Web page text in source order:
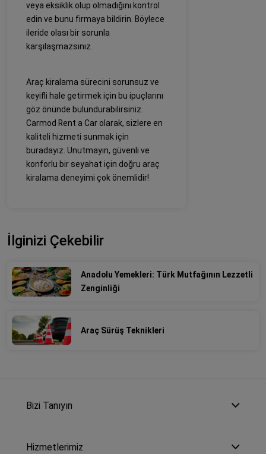
veya eksiklik olup olmadığını kontrol
edin ve bunu firmaya bildirin. Böylece
ileride olası bir sorunla
karşılaşmazsınız.
Araç kiralama sürecini sorunsuz ve
keyifli hale getirmek için bu ipuçlarını
göz önünde bulundurabilirsiniz.
Carmod Rent a Car olarak, sizlere en
kaliteli hizmeti sunmak için
buradayız. Unutmayın, güvenli ve
konforlu bir seyahat için doğru araç
kiralama deneyimi çok önemlidir!
İlginizi Çekebilir
Anadolu Yemekleri: Türk Mutfağının Lezzetli
Zenginliği
Araç Sürüş Teknikleri
Bizi Tanıyın
Hizmetlerimiz